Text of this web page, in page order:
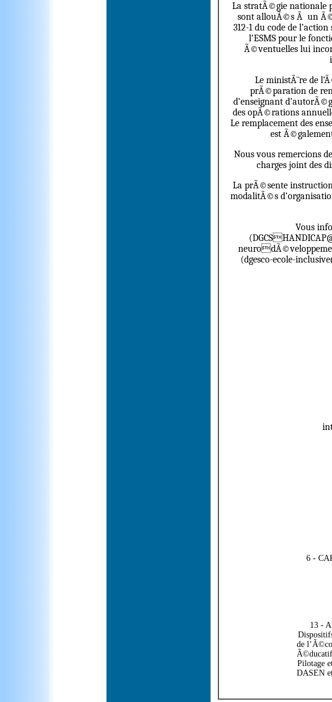
La stratÃ©gie nationale
sont allouÃ©s Ã un
312-1 du code de
l’ESMS pour le
Ã©ventuelles lui
Le ministÃ¨re de
prÃ©paration de
d’enseignant
des opÃ©rations
Le remplacement des
est
Nous vous remercions
charges joint des
La prÃ©sente
modalitÃ©s
Vous
(dgesco-ecole-
6 -
13 -
de
Ã©ducatif
Pilotage
DASEN